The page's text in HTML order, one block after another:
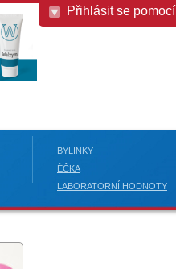
Přihlásit se pomocí
BYLINKY
ÉČKA
LABORATORNÍ HODNOTY